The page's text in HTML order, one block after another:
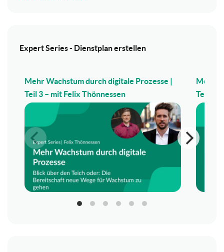
Expert Series - Dienstplan erstellen
Mehr Wachstum durch digitale Prozesse |
Teil 3 – mit Felix Thönnessen
Mehr
Teil 2 –